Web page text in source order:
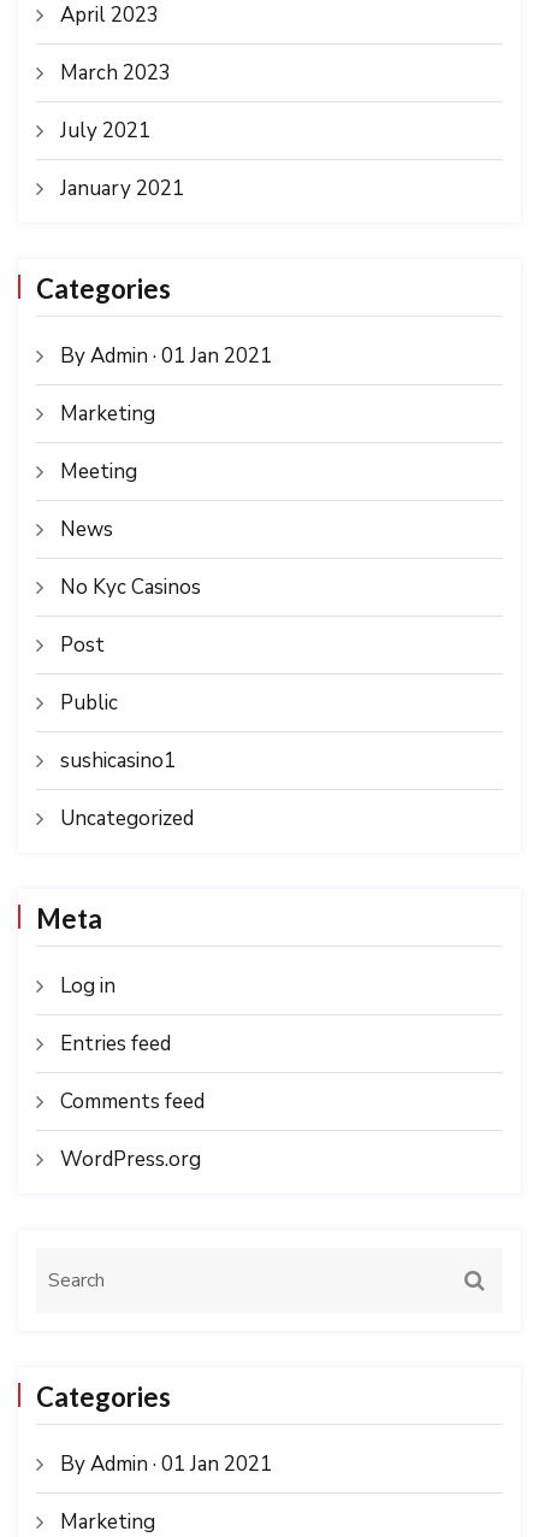
April 2023
March 2023
July 2021
January 2021
Categories
By Admin · 01 Jan 2021
Marketing
Meeting
News
No Kyc Casinos
Post
Public
sushicasino1
Uncategorized
Meta
Log in
Entries feed
Comments feed
WordPress.org
Categories
By Admin · 01 Jan 2021
Marketing